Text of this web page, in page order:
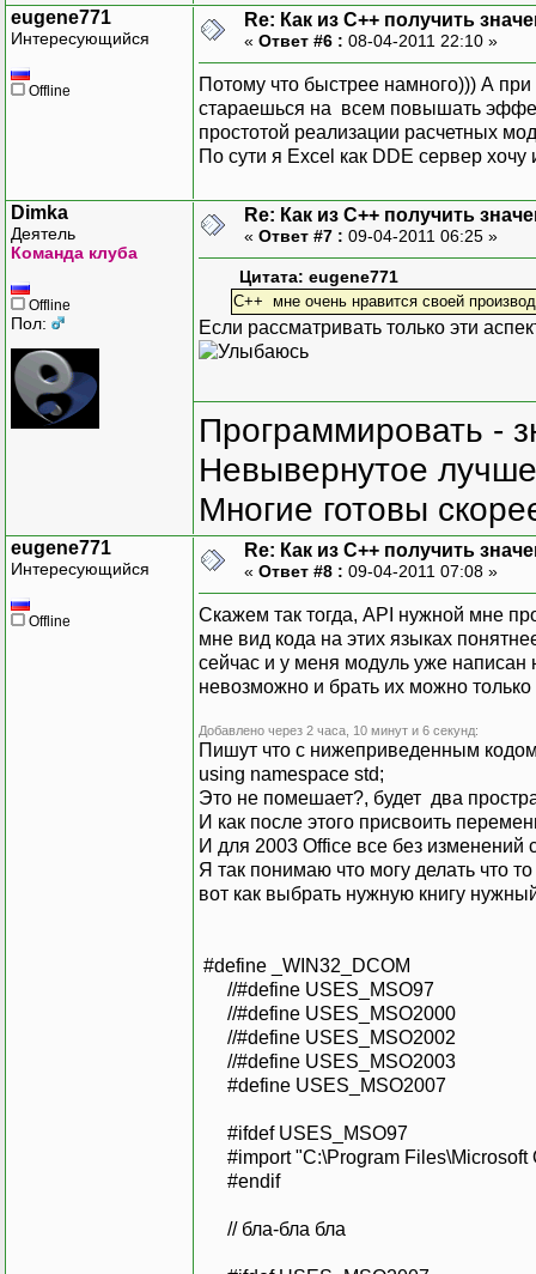
eugene771
Интересующийся
Offline
Re: Как из С++ получить
« Ответ #6 : 08-04-2011 22:10 »
Потому что быстрее намного))) А
стараешься на всем повышать
простотой реализации расчетных
По сути я Excel как DDE сервер хочу
Dimka
Деятель
Команда клуба
Offline
Пол:
Re: Как из С++ получить
« Ответ #7 : 09-04-2011 06:25 »
Цитата: eugene771
С++ мне очень нравится своей
Если рассматривать только эти
Программировать -
Невывернутое
Многие готовы
eugene771
Интересующийся
Offline
Re: Как из С++ получить
« Ответ #8 : 09-04-2011 07:08 »
Скажем так тогда, API нужной мне
мне вид кода на этих языках
сейчас и у меня модуль уже
невозможно и брать их можно только
Добавлено через 2 часа, 10 минут и 6 секунд:
Пишут что с нижеприведенным
using namespace std;
Это не помешает?, будет два
И как после этого присвоить
И для 2003 Office все без
Я так понимаю что могу делать что
вот как выбрать нужную книгу
#define _WIN32_DCOM
//#define USES_MSO97
//#define USES_MSO2000
//#define USES_MSO2002
//#define USES_MSO2003
#define USES_MSO2007
#ifdef USES_MSO97
#import "C:\Program Files\Microsoft
#endif
// бла-бла бла